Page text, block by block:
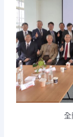
全